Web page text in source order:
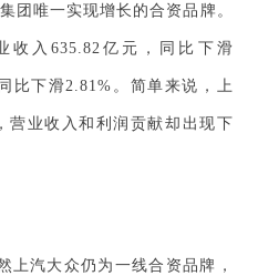
团唯一实现增长的合资品牌。
收入635.82亿元，同比下滑
比下滑2.81%。简单来说，上
营业收入和利润贡献却出现下
上汽大众仍为一线合资品牌，